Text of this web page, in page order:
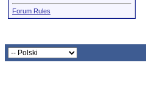
Forum Rules